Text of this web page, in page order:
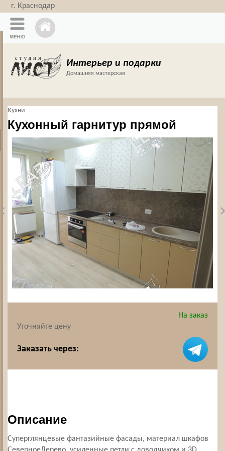
г. Краснодар
Интерьер и подарки
Домашняя мастерская
Кухни
Кухонный гарнитур прямой
На заказ
Уточняйте цену
Заказать через:
Описание
Суперглянцевые фантазийные фасады, материал шкафов